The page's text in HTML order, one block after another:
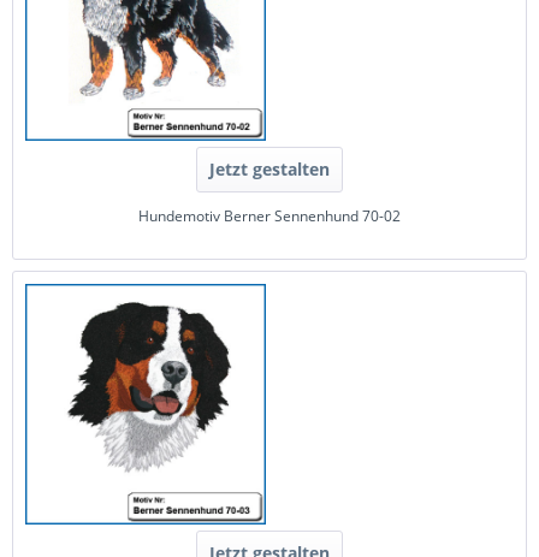
Jetzt gestalten
Hundemotiv Berner Sennenhund 70-02